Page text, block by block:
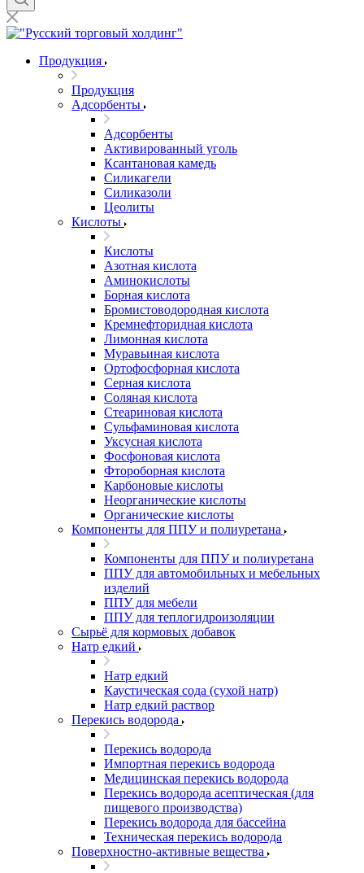
Продукция
Продукция
Адсорбенты
Адсорбенты
Активированный уголь
Ксантановая камедь
Силикагели
Силиказоли
Цеолиты
Кислоты
Кислоты
Азотная кислота
Аминокислоты
Борная кислота
Бромистоводородная кислота
Кремнефторидная кислота
Лимонная кислота
Муравьиная кислота
Ортофосфорная кислота
Серная кислота
Соляная кислота
Стеариновая кислота
Сульфаминовая кислота
Уксусная кислота
Фосфоновая кислота
Фтороборная кислота
Карбоновые кислоты
Неорганические кислоты
Органические кислоты
Компоненты для ППУ и полиуретана
Компоненты для ППУ и полиуретана
ППУ для автомобильных и мебельных
изделий
ППУ для мебели
ППУ для теплогидроизоляции
Сырьё для кормовых добавок
Натр едкий
Натр едкий
Каустическая сода (сухой натр)
Натр едкий раствор
Перекись водорода
Перекись водорода
Импортная перекись водорода
Медицинская перекись водорода
Перекись водорода асептическая (для
пищевого производства)
Перекись водорода для бассейна
Техническая перекись водорода
Поверхностно-активные вещества